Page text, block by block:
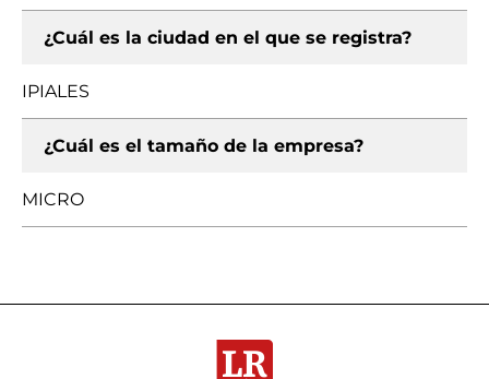
¿Cuál es la ciudad en el que se registra?
IPIALES
¿Cuál es el tamaño de la empresa?
MICRO